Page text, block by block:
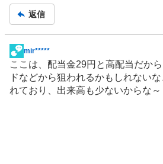
返信
掲
示
板
記
mir*****
ここは、配当金29円と高配当だか
ドなどから狙われるかもしれない
れており、出来高も少ないからな～